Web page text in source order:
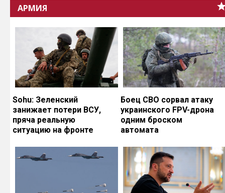
АРМИЯ
Sohu: Зеленский
занижает потери ВСУ,
пряча реальную
ситуацию на фронте
Боец СВО сорвал атаку
украинского FPV-дрона
одним броском
автомата